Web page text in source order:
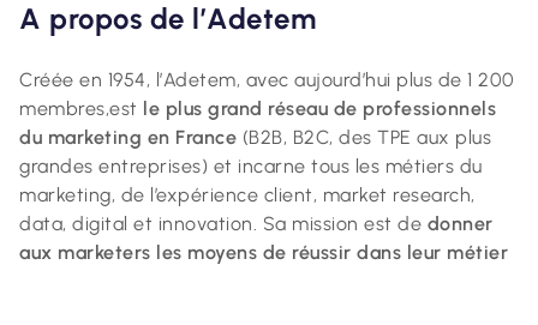
A propos de l’Adetem
Créée en 1954, l’Adetem, avec aujourd’hui plus de 1 200
membres,est le plus grand réseau de professionnels
du marketing en France (B2B, B2C, des TPE aux plus
grandes entreprises) et incarne tous les métiers du
marketing, de l’expérience client, market research,
data, digital et innovation. Sa mission est de donner
aux marketers les moyens de réussir dans leur métier